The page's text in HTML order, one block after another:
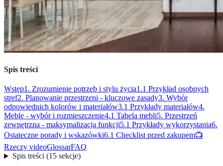
Spis treści
Wstęp1. Zrozumienie potrzeb i stylu życia1.1 Przykład osobnych
stref2. Planowanie przestrzeni - kluczowe zasady3. Wybór
odpowiednich kolorów i materiałów3.1 Przykłady materiałów4.
Meble - wybór i rozmieszczenie4.1 Tabela mebli5. Przestrzeń
zewnętrzna - maksymalizacja funkcji5.1 Przykłady wykorzystania6.
Ostateczne porady i wskazówki6.1 Checklist przed zakupem📺
Rzeczy videoGlossarFAQ
Spis treści(15 sekcje)